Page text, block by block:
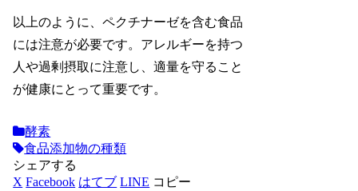
以上のように、ペクチナーゼを含む食品
には注意が必要です。アレルギーを持つ
人や過剰摂取に注意し、適量を守ること
が健康にとって重要です。
酵素
食品添加物の種類
シェアする
X Facebook はてブ LINE コピー